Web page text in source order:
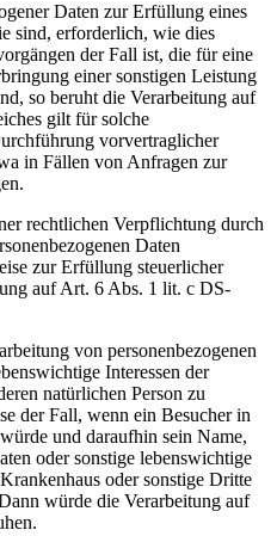
Daten zur Erfüllung eines
sind, erforderlich, wie dies
der Fall ist, die für eine
einer sonstigen Leistung
so beruht die Verarbeitung auf
gilt für solche
vorvertraglicher
in Fällen von Anfragen zur
rechtlichen Verpflichtung durch
Daten
zur Erfüllung steuerlicher
auf Art. 6 Abs. 1 lit. c DS-
von personenbezogenen
Interessen der
natürlichen Person zu
der Fall, wenn ein Besucher in
und daraufhin sein Name,
oder sonstige lebenswichtige
oder sonstige Dritte
würde die Verarbeitung auf